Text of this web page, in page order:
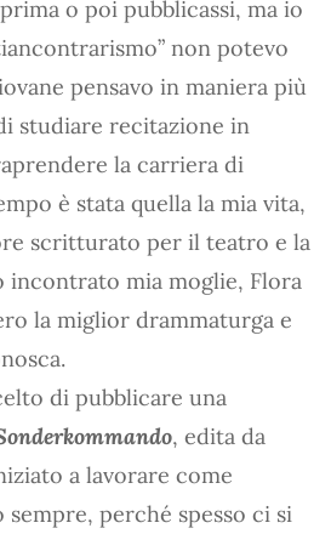
o poi pubblicassi, ma io
non potevo
pensavo in maniera più
studiare recitazione in
la carriera di
è stata quella la mia vita,
scritturato per il teatro e la
incontrato mia moglie, Flora
la miglior drammaturga e
di pubblicare una
, edita da
a lavorare come
perché spesso ci si